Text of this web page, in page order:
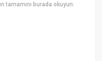
tamamını burada okuyun: